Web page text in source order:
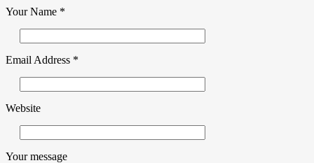
Your Name *
Email Address *
Website
Your message